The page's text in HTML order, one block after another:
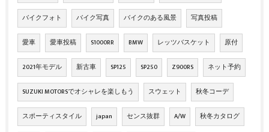
バイクフォト バイク写真 バイクのある風景 写真投稿
愛車 愛車投稿 S1000RR BMW レッツバスケット 原付
2021年モデル 新古車 SP125 SP250 Z900RS ネット予約
SUZUKI MOTORSでオシャレを楽しもう スウェット 秋冬コーデ
スポーティスタイル japan センス抜群 A/W 秋冬カタログ